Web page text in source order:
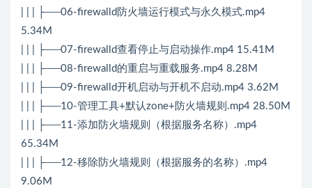
| | | ├──06-firewalld防火墙运行模式与永久模式.mp4
5.34M
| | | ├──07-firewalld查看停止与启动操作.mp4 15.41M
| | | ├──08-firewalld的重启与重载服务.mp4 8.28M
| | | ├──09-firewalld开机启动与开机不启动.mp4 3.62M
| | | ├──10-管理工具+默认zone+防火墙规则.mp4 28.50M
| | | ├──11-添加防火墙规则（根据服务名称）.mp4
65.34M
| | | ├──12-移除防火墙规则（根据服务的名称）.mp4
9.06M